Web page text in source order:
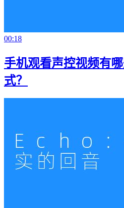
00:18
手机观看声控视频有
式？